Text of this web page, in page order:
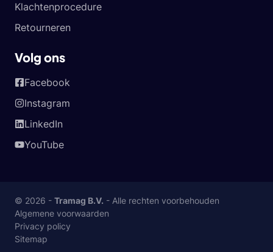
Klachtenprocedure
Retourneren
Volg ons
Facebook
Instagram
LinkedIn
YouTube
© 2026 - Tramag B.V. - Alle rechten voorbehouden
Algemene voorwaarden
Privacy policy
Sitemap